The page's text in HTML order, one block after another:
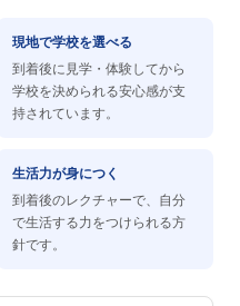
現地で学校を選べる
到着後に見学・体験してから
学校を決められる安心感が支
持されています。
生活力が身につく
到着後のレクチャーで、自分
で生活する力をつけられる方
針です。